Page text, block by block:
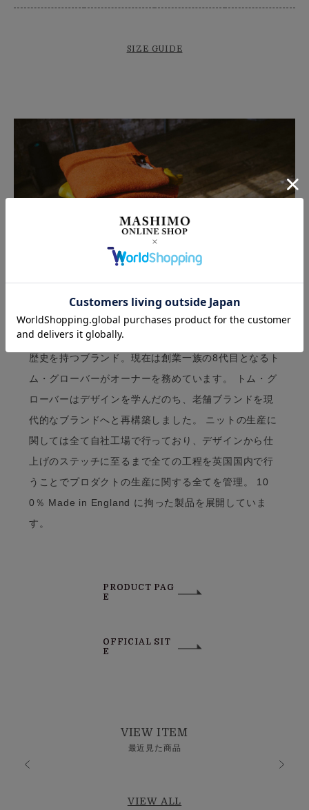
SIZE GUIDE
1796年にニット製品で創業したペレグリンは225年の
歴史を持つブランド。現在は創業一族の8代目となるト
ム・グローバーがオーナーを務めています。 トム・グ
ローバーはデザインを学んだのち、老舗ブランドを現
代的なブランドへと再構築しました。 ニットの生産に
関しては全て自社工場で行っており、デザインから仕
上げのステッチに至るまで全ての工程を英国国内で行
うことでプロダクトの生産に関する全てを管理。 10
0％ Made in England に拘った製品を展開していま
す。
PRODUCT PAG
E
OFFICIAL SIT
E
VIEW ITEM
最近見た商品
VIEW ALL